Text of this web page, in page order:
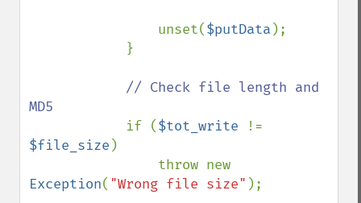
                unset(
$putData );
// Check file length and
MD5
if ($tot_write
$file_size )
Exception( "Wrong file size" );